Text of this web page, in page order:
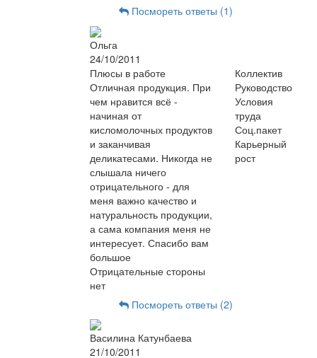
Посмореть ответы (1)
Ольга
24/10/2011
Плюсы в работе
Отличная продукция. При
чем нравится всё -
начиная от
кисломолочных продуктов
и заканчивая
деликатесами. Никогда не
слышала ничего
отрицательного - для
меня важно качество и
натуральность продукции,
а сама компания меня не
интересует. Спасибо вам
большое
Отрицательные стороны
нет
Коллектив
Руководство
Условия
труда
Соц.пакет
Карьерный
рост
Посмореть ответы (2)
Василина Катунбаева
21/10/2011